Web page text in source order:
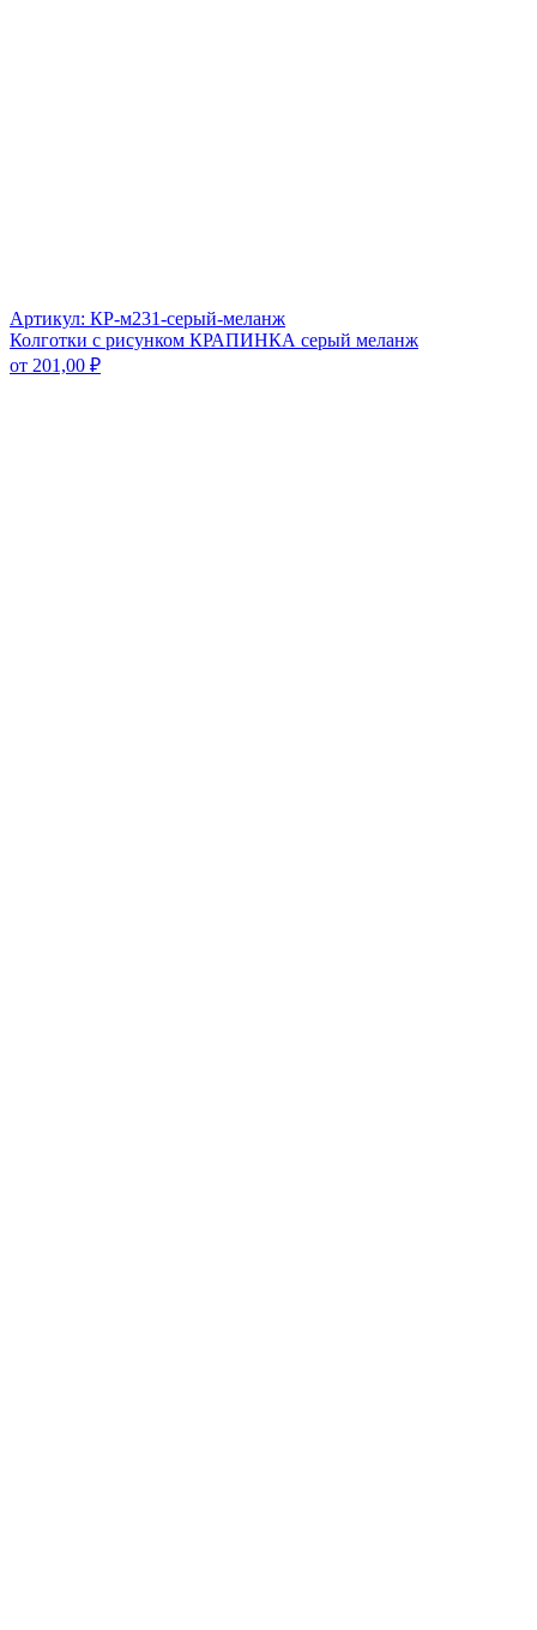
Артикул: КР-м231-серый-меланж
Колготки с рисунком КРАПИНКА серый меланж
от 201,00 ₽